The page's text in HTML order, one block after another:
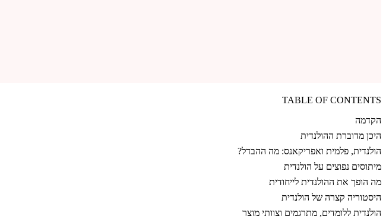
TABLE OF CONTENTS
הקדמה
היכן מדוברת ההולנדית
הולנדית, פלמית ואפריקאנס: מה ההבדל?
מיתוסים נפוצים על הולנדית
מה הופך את ההולנדית לייחודית
היסטוריה קצרה של הולנדית
הולנדית ללומדים, מתרגמים וצוותי מוצר